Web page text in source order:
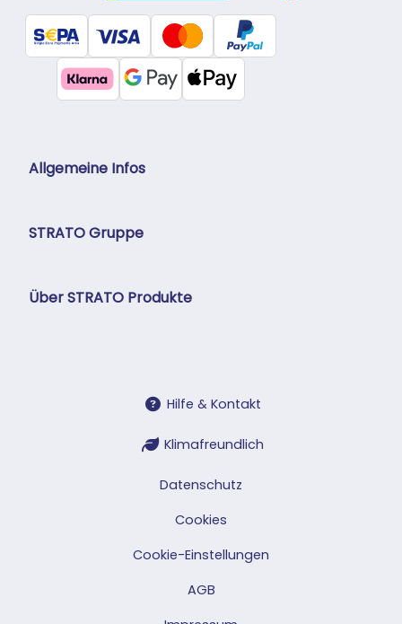
Allgemeine Infos
STRATO Gruppe
Über STRATO Produkte
Hilfe & Kontakt
Klimafreundlich
Datenschutz
Cookies
Cookie-Einstellungen
AGB